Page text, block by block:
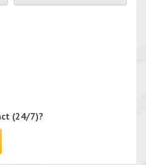
(24/7)?